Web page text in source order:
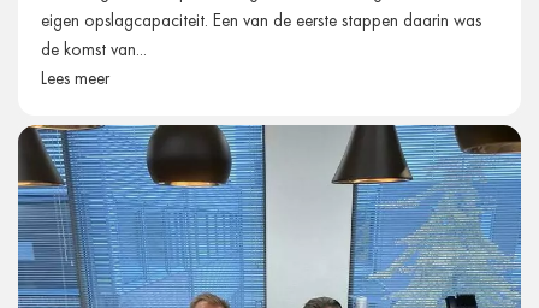
eigen opslagcapaciteit. Een van de eerste stappen daarin was
de komst van...
Lees meer